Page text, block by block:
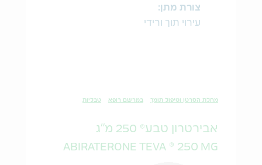
צורת מתן:
עירוי תוך ורידי
מחלת הסרטן וטיפול תומך במרשם רופא טבליות
אבירטרון טבע® 250 מ"ג
ABIRATERONE TEVA ® 250 MG